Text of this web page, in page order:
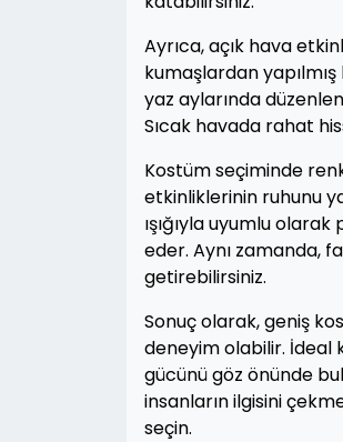
Ayrıca, açık hava
kumaşlardan
yaz aylarında
Sıcak havada rahat
Kostüm seçiminde
etkinliklerinin ruhunu
ışığıyla uyumlu
eder. Aynı zamanda,
getirebilirsiniz.
Sonuç olarak, geniş
deneyim olabilir. İdeal
gücünü göz önünde
insanların ilgisini
seçin.